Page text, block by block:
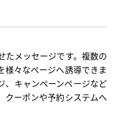
たメッセージです。複数の
様々なページへ誘導できま
、キャンペーンページなど
クーポンや予約システムへ